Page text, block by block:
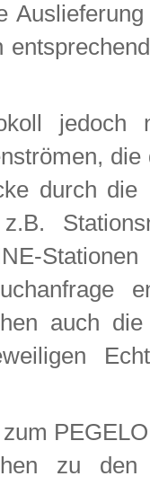
jedoch
durch die
auch
zu den